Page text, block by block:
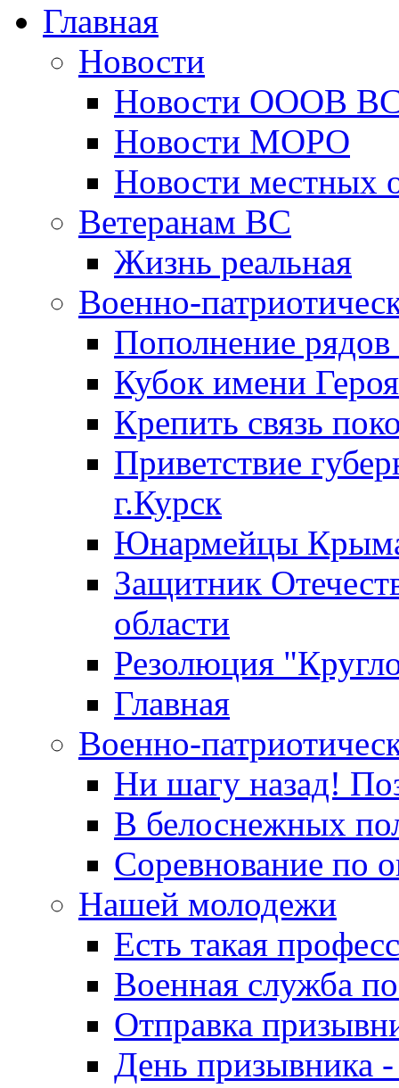
Главная
Новости
Новости ОООВ
Новости МОРО
Новости местных
Ветеранам ВС
Жизнь реальная
Военно-
Пополнение
Кубок имени
Крепить связь
Приветствие
г.Курск
Юнармейцы
Защитник
области
Резолюция
Главная
Военно-
Ни шагу назад!
В белоснежных
Соревнование по
Нашей молодежи
Есть такая
Военная служба
Отправка
День призывника